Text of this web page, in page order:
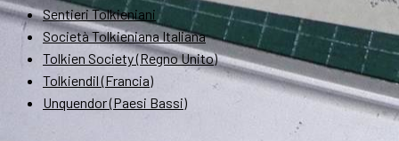
Sentieri Tolkieniani
Società Tolkieniana Italiana
Tolkien Society (Regno Unito)
Tolkiendil (Francia)
Unquendor (Paesi Bassi)